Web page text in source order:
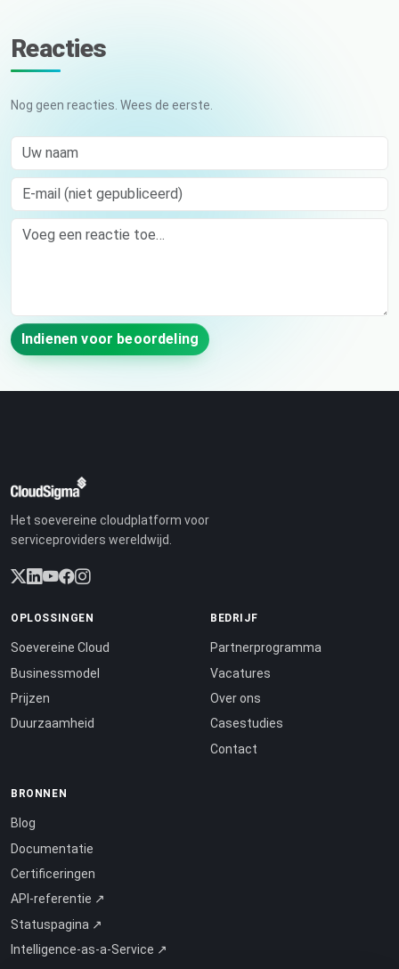
Reacties
Nog geen reacties. Wees de eerste.
Uw naam
E-mail (niet gepubliceerd)
Comment
Indienen voor beoordeling
Het soevereine cloudplatform voor
serviceproviders wereldwijd.
OPLOSSINGEN
Soevereine Cloud
Businessmodel
Prijzen
Duurzaamheid
BEDRIJF
Partnerprogramma
Vacatures
Over ons
Casestudies
Contact
BRONNEN
Blog
Documentatie
Certificeringen
API-referentie ↗
Statuspagina ↗
Intelligence-as-a-Service ↗